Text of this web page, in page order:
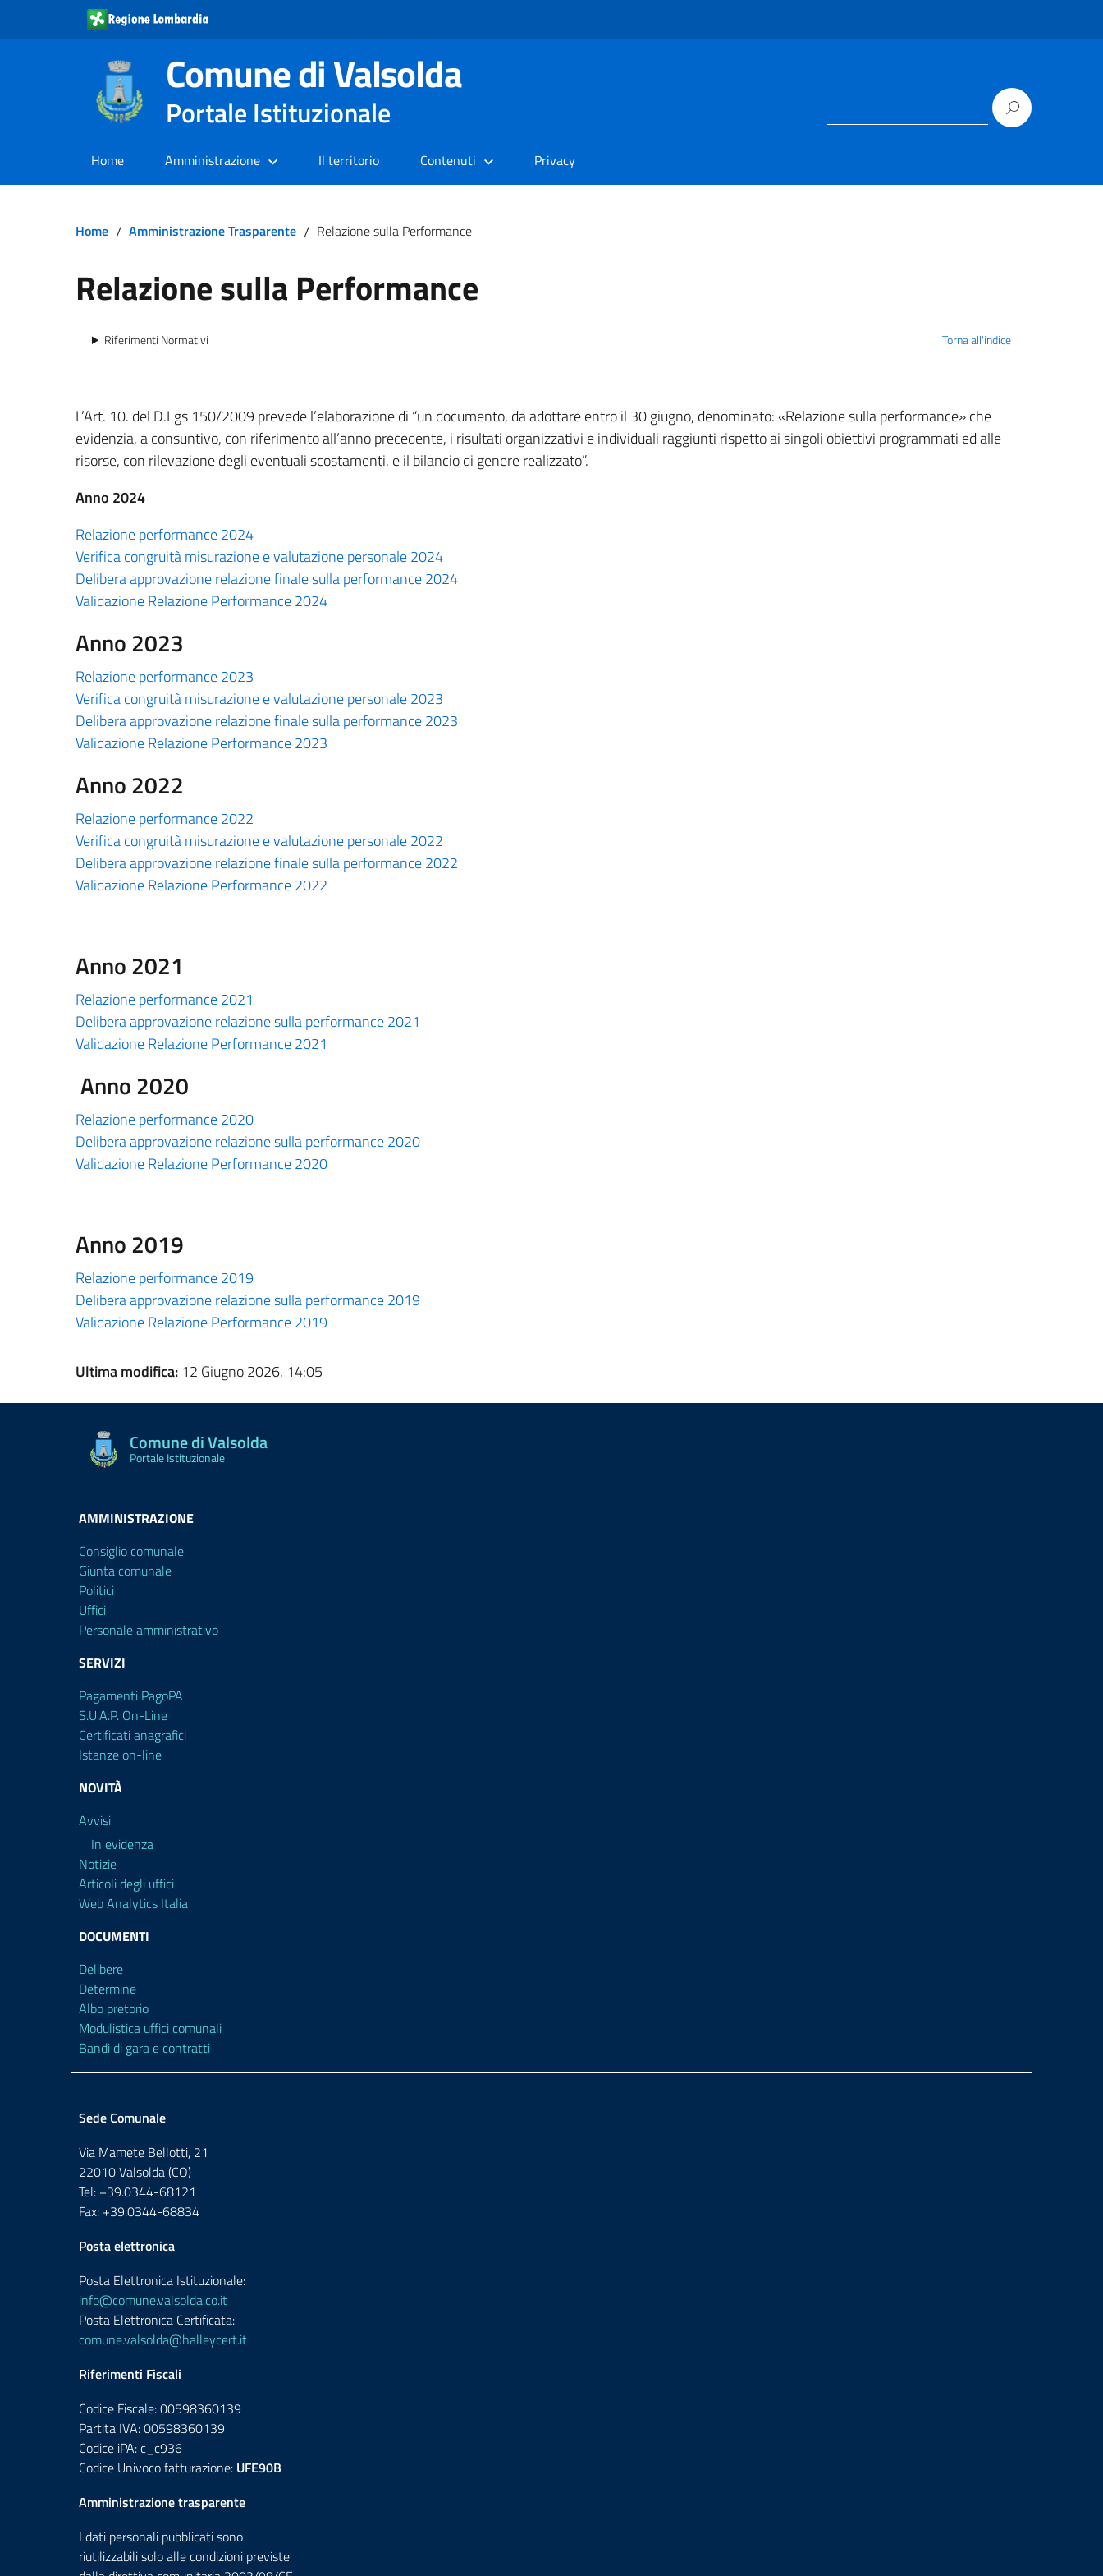
Comune di Valsolda
Portale Istituzionale
Home Amministrazione Il territorio Contenuti Privacy
Home / Amministrazione Trasparente / Relazione sulla Performance
Relazione sulla Performance
Torna all'indice
Riferimenti Normativi
L’Art. 10. del D.Lgs 150/2009 prevede l’elaborazione di “un documento, da adottare entro il 30 giugno, denominato: «Relazione sulla performance» che
evidenzia, a consuntivo, con riferimento all’anno precedente, i risultati organizzativi e individuali raggiunti rispetto ai singoli obiettivi programmati ed alle
risorse, con rilevazione degli eventuali scostamenti, e il bilancio di genere realizzato”.
Anno 2024
Relazione performance 2024
Verifica congruità misurazione e valutazione personale 2024
Delibera approvazione relazione finale sulla performance 2024
Validazione Relazione Performance 2024
Anno 2023
Relazione performance 2023
Verifica congruità misurazione e valutazione personale 2023
Delibera approvazione relazione finale sulla performance 2023
Validazione Relazione Performance 2023
Anno 2022
Relazione performance 2022
Verifica congruità misurazione e valutazione personale 2022
Delibera approvazione relazione finale sulla performance 2022
Validazione Relazione Performance 2022
Anno 2021
Relazione performance 2021
Delibera approvazione relazione sulla performance 2021
Validazione Relazione Performance 2021
Anno 2020
Relazione performance 2020
Delibera approvazione relazione sulla performance 2020
Validazione Relazione Performance 2020
Anno 2019
Relazione performance 2019
Delibera approvazione relazione sulla performance 2019
Validazione Relazione Performance 2019
Ultima modifica: 12 Giugno 2026, 14:05
Comune di Valsolda
Portale Istituzionale
AMMINISTRAZIONE
Consiglio comunale
Giunta comunale
Politici
Uffici
Personale amministrativo
SERVIZI
Pagamenti PagoPA
S.U.A.P. On-Line
Certificati anagrafici
Istanze on-line
NOVITÀ
Avvisi
In evidenza
Notizie
Articoli degli uffici
Web Analytics Italia
DOCUMENTI
Delibere
Determine
Albo pretorio
Modulistica uffici comunali
Bandi di gara e contratti
Sede Comunale
Via Mamete Bellotti, 21
22010 Valsolda (CO)
Tel: +39.0344-68121
Fax: +39.0344-68834
Posta elettronica
Posta Elettronica Istituzionale:
info@comune.valsolda.co.it
Posta Elettronica Certificata:
comune.valsolda@halleycert.it
Riferimenti Fiscali
Codice Fiscale: 00598360139
Partita IVA: 00598360139
Codice iPA: c_c936
Codice Univoco fatturazione: UFE90B
Amministrazione trasparente
I dati personali pubblicati sono
riutilizzabili solo alle condizioni previste